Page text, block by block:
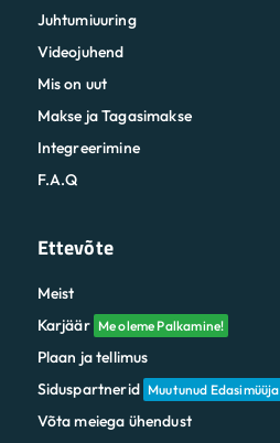
Juhtumiuuring
Videojuhend
Mis on uut
Makse ja Tagasimakse
Integreerimine
F.A.Q
Ettevõte
Meist
Karjäär Me oleme Palkamine!
Plaan ja tellimus
Siduspartnerid Muutunud Edasimüüja
Võta meiega ühendust